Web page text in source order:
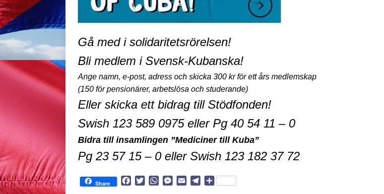
Gå med isolidaritetsrörelsen!
Bli medlem i Svensk-Kubanska!
Ange namn, e-post, adress och skicka 300 kr för ett års medlemskap
(150 för pensionärer, arbetslösa och studerande)
Eller skicka ett bidrag till Stödfonden!
Swish 123 589 0975 eller Pg 40 54 11 – 0
Bidra till insamlingen ”Mediciner till Kuba”
Pg 23 57 15 – 0 ellerSwish 123 182 37 72
Share
W
M
D